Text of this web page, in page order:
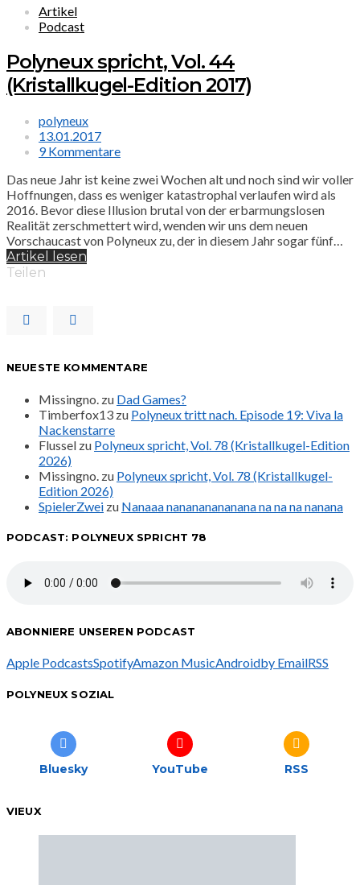
Artikel
Podcast
Polyneux spricht, Vol. 44
(Kristallkugel-Edition 2017)
polyneux
13.01.2017
9 Kommentare
Das neue Jahr ist keine zwei Wochen alt und noch sind wir voller
Hoffnungen, dass es weniger katastrophal verlaufen wird als
2016. Bevor diese Illusion brutal von der erbarmungslosen
Realität zerschmettert wird, wenden wir uns dem neuen
Vorschaucast von Polyneux zu, der in diesem Jahr sogar fünf…
Artikel lesen
Teilen
NEUESTE KOMMENTARE
Missingno. zu Dad Games?
Timberfox13 zu Polyneux tritt nach. Episode 19: Viva la
Nackenstarre
Flussel zu Polyneux spricht, Vol. 78 (Kristallkugel-Edition
2026)
Missingno. zu Polyneux spricht, Vol. 78 (Kristallkugel-
Edition 2026)
SpielerZwei zu Nanaaa nanananananana na na na nanana
PODCAST: POLYNEUX SPRICHT 78
ABONNIERE UNSEREN PODCAST
Apple PodcastsSpotifyAmazon MusicAndroidby EmailRSS
POLYNEUX SOZIAL
Bluesky YouTube RSS
VIEUX